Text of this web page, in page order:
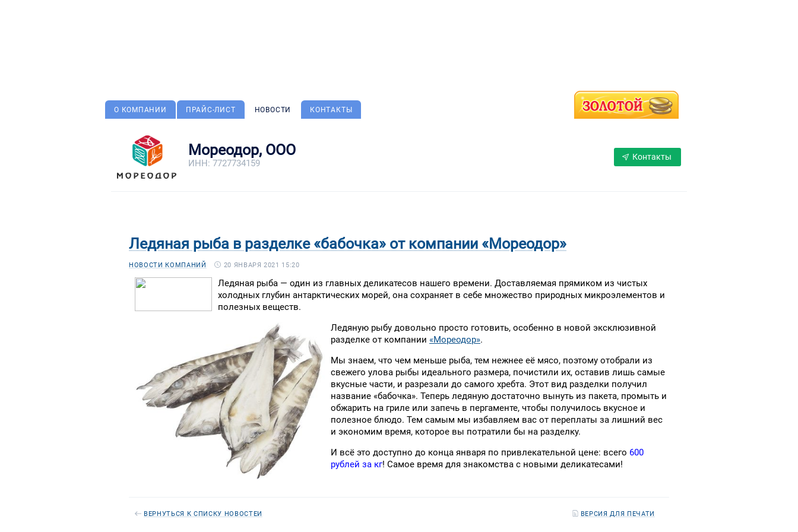
О КОМПАНИИ ПРАЙС-ЛИСТ НОВОСТИ КОНТАКТЫ
Мореодор, ООО
ИНН: 7727734159
Контакты
Ледяная рыба в разделке «бабочка» от компании «Мореодор»
НОВОСТИ КОМПАНИЙ 20 ЯНВАРЯ 2021 15:20
Ледяная рыба — один из главных деликатесов нашего времени. Доставляемая прямиком из чистых
холодных глубин антарктических морей, она сохраняет в себе множество природных микроэлементов и
полезных веществ.
Ледяную рыбу довольно просто готовить, особенно в новой эксклюзивной
разделке от компании «Мореодор».
Мы знаем, что чем меньше рыба, тем нежнее её мясо, поэтому отобрали из
свежего улова рыбы идеального размера, почистили их, оставив лишь самые
вкусные части, и разрезали до самого хребта. Этот вид разделки получил
название «бабочка». Теперь ледяную достаточно вынуть из пакета, промыть и
обжарить на гриле или запечь в пергаменте, чтобы получилось вкусное и
полезное блюдо. Тем самым мы избавляем вас от переплаты за лишний вес
и экономим время, которое вы потратили бы на разделку.
И всё это доступно до конца января по привлекательной цене: всего 600
рублей за кг! Самое время для знакомства с новыми деликатесами!
ВЕРНУТЬСЯ К СПИСКУ НОВОСТЕЙ ВЕРСИЯ ДЛЯ ПЕЧАТИ